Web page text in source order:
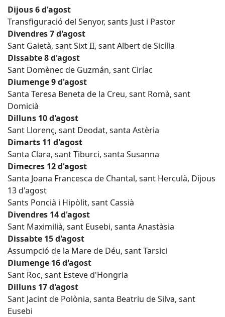
Dijous 6 d'agost
Transfiguració del Senyor, sants Just i Pastor
Divendres 7 d'agost
Sant Gaietà, sant Sixt II, sant Albert de Sicília
Dissabte 8 d'agost
Sant Domènec de Guzmán, sant Ciríac
Diumenge 9 d'agost
Santa Teresa Beneta de la Creu, sant Romà, sant
Domicià
Dilluns 10 d'agost
Sant Llorenç, sant Deodat, santa Astèria
Dimarts 11 d'agost
Santa Clara, sant Tiburci, santa Susanna
Dimecres 12 d'agost
Santa Joana Francesca de Chantal, sant Herculà, Dijous
13 d'agost
Sants Poncià i Hipòlit, sant Cassià
Divendres 14 d'agost
Sant Maximilià, sant Eusebi, santa Anastàsia
Dissabte 15 d'agost
Assumpció de la Mare de Déu, sant Tarsici
Diumenge 16 d'agost
Sant Roc, sant Esteve d'Hongria
Dilluns 17 d'agost
Sant Jacint de Polònia, santa Beatriu de Silva, sant
Eusebi